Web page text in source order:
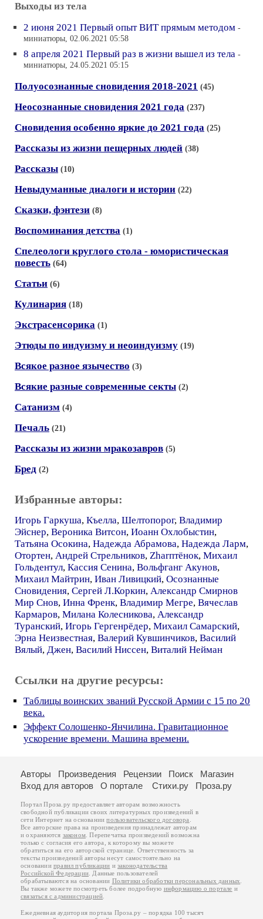
Выходы из тела
2 июня 2021 Первый опыт ВИТ прямым методом -
миниатюры, 02.06.2021 05:58
8 апреля 2021 Первый раз в жизни вышел из тела -
миниатюры, 24.05.2021 05:15
Полуосознанные сновидения 2018-2021 (45)
Неосознанные сновидения 2021 года (237)
Сновидения особенно яркие до 2021 года (25)
Рассказы из жизни пещерных людей (38)
Рассказы (10)
Невыдуманные диалоги и истории (22)
Сказки, фэнтези (8)
Воспоминания детства (1)
Спелеологи круглого стола - юмористическая
повесть (64)
Статьи (6)
Кулинария (18)
Экстрасенсорика (1)
Этюды по индуизму и неоиндуизму (19)
Всякое разное язычество (3)
Всякие разные современные секты (2)
Сатанизм (4)
Печаль (21)
Рассказы из жизни мракозавров (5)
Бред (2)
Избранные авторы:
Игорь Гаркуша, Къелла, Шелтопорог, Владимир
Эйснер, Вероника Витсон, Иоанн Охлобыстин,
Татьяна Осокина, Надежда Абрамова, Надежда Ларм,
Отортен, Андрей Стрельников, Zharптёнок, Михаил
Гольдентул, Кассия Сенина, Вольфганг Акунов,
Михаил Майтрин, Иван Ливицкий, Осознанные
Сновидения, Сергей Л.Коркин, Александр Смирнов
Мир Снов, Инна Френк, Владимир Мегре, Вячеслав
Кармаров, Милана Колесникова, Александр
Туранский, Игорь Гергенрёдер, Михаил Самарский,
Эрна Неизвестная, Валерий Кувшинчиков, Василий
Вялый, Джен, Василий Ниссен, Виталий Нейман
Ссылки на другие ресурсы:
Таблицы воинских званий Русской Армии c 15 по 20
века.
Эффект Солошенко-Янчилина. Гравитационное
ускорение времени. Машина времени.
Авторы Произведения Рецензии Поиск
Магазин
Вход для авторов
О портале Стихи.ру Проза.ру
Портал Проза.ру предоставляет авторам возможность
свободной публикации своих литературных произведений в
сети Интернет на основаниипользовательского договора
Все авторские права на произведения принадлежат авторам
и охраняются законом . Перепечатка произведений возможна
только с согласия его автора, к которому вы можете
обратиться на его авторской странице. Ответственность за
тексты произведений авторы несут самостоятельно на
основанииправил публикации изаконодательства
Российской Федерации . Данные пользователей
обрабатываются на основании Политики обработки персональных данных
Вы также можете посмотреть более подробную информацию о портале и
связаться с администрацией
Ежедневная аудитория портала Проза.ру – порядка 100 тысяч